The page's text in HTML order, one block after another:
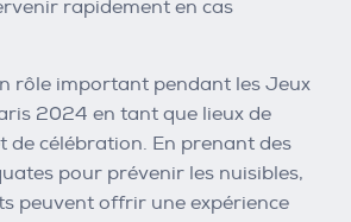
rapidement en cas
rôle important pendant les Jeux
2024 en tant que lieux de
de célébration. En prenant des
pour prévenir les nuisibles,
peuvent offrir une expérience